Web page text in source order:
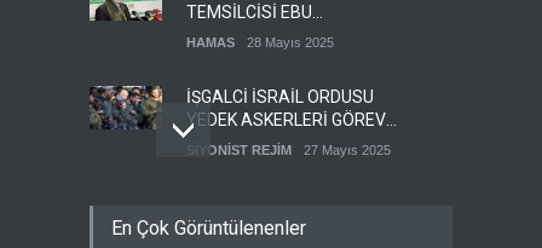
TEMSİLCİSİ EBU
ŞEMALE'DEN ÖNEMLİ
HAMAS 28 Mayıs 2025
İŞGALCİ İSRAİL ORDUSU
YEDEK ASKERLERİ GÖREVE
ÇAĞIRDI
SİYONİST REJİM 27 Mayıs 2025
GÜNÜ BASIN AÇIKLAMASI
En Çok Görüntülenenler